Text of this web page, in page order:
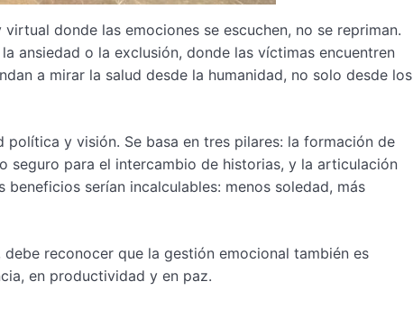
donde las emociones se escuchen, no se repriman.
ansiedad o la exclusión, donde las víctimas encuentren
a mirar la salud desde la humanidad, no solo desde los
y visión. Se basa en tres pilares: la formación de
seguro para el intercambio de historias, y la articulación
serían incalculables: menos soledad, más
reconocer que la gestión emocional también es
en productividad y en paz.